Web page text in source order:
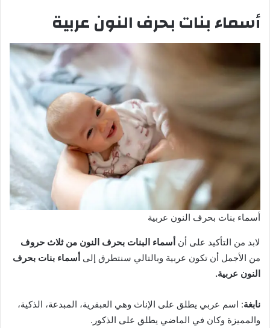
أسماء بنات بحرف النون عربية
أسماء بنات بحرف النون عربية
لابد من التأكيد على أن أسماء البنات بحرف النون من ثلاث حروف
من الأجمل أن تكون عربية وبالتالي سنتطرق إلى أسماء بنات بحرف
النون عربية.
نابغة: اسم عربي يطلق على الإناث وهي العبقرية، المبدعة، الذكية،
والمميزة وكان في الماضي يطلق على الذكور.